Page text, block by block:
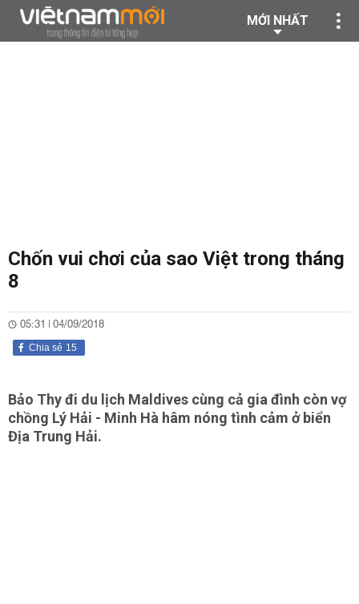
MỚI NHẤT
Chốn vui chơi của sao Việt trong tháng
8
05:31 | 04/09/2018
15
Chia sẻ
Bảo Thy đi du lịch Maldives cùng cả gia đình còn vợ
chồng Lý Hải - Minh Hà hâm nóng tình cảm ở biển
Địa Trung Hải.